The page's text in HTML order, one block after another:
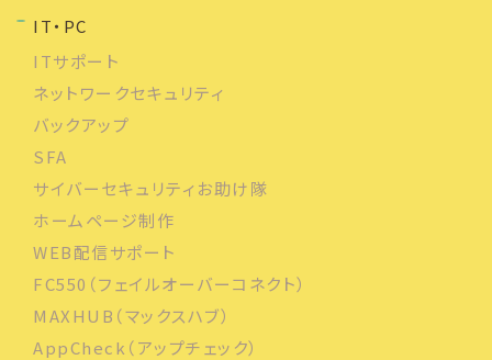
IT・PC
ITサポート
ネットワークセキュリティ
バックアップ
SFA
サイバーセキュリティお助け隊
ホームページ制作
WEB配信サポート
FC550（フェイルオーバーコネクト）
MAXHUB（マックスハブ）
AppCheck（アップチェック）